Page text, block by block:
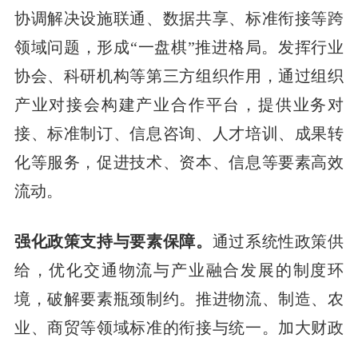
协调解决设施联通、数据共享、标准衔接等跨
领域问题，形成“一盘棋”推进格局。发挥行业
协会、科研机构等第三方组织作用，通过组织
产业对接会构建产业合作平台，提供业务对
接、标准制订、信息咨询、人才培训、成果转
化等服务，促进技术、资本、信息等要素高效
流动。
强化政策支持与要素保障。 通过系统性政策供
给，优化交通物流与产业融合发展的制度环
境，破解要素瓶颈制约。推进物流、制造、农
业、商贸等领域标准的衔接与统一。加大财政